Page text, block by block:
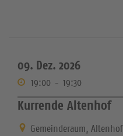
09. Dez. 2026
19:00 - 19:30
Kurrende Altenhof
Gemeinderaum, Altenhof